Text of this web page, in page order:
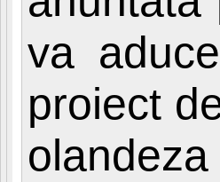
va
proiect